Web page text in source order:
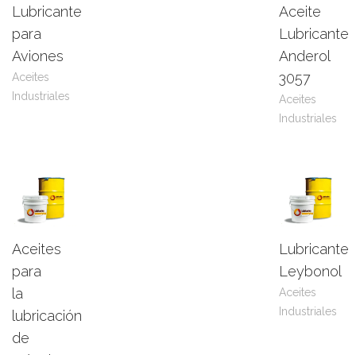
Lubricante
para
Aviones
Aceites
Industriales
Leer
Aceite
Lubricante
Anderol
3057
Aceites
Industriales
Aceites
para
la
lubricación
de
más
Lubricante
Leybonol
Aceites
Industriales